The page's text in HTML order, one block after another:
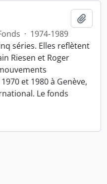
· 1974-1989
séries. Elles reflètent
Riesen et Roger
et 1980 à Genève,
Le fonds